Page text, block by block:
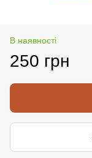
В наявності
250 грн